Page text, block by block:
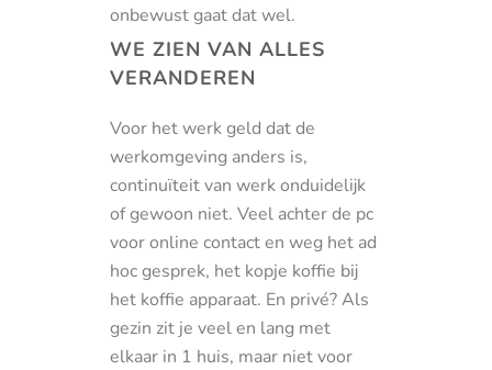
onbewust gaat dat wel.
WE ZIEN VAN ALLES
VERANDEREN
Voor het werk geld dat de
werkomgeving anders is,
continuïteit van werk onduidelijk
of gewoon niet. Veel achter de pc
voor online contact en weg het ad
hoc gesprek, het kopje koffie bij
het koffie apparaat. En privé? Als
gezin zit je veel en lang met
elkaar in 1 huis, maar niet voor